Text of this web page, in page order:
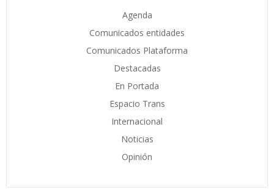
Agenda
Comunicados entidades
Comunicados Plataforma
Destacadas
En Portada
Espacio Trans
Internacional
Noticias
Opinión